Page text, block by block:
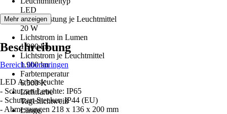
LED
Max. Leistung je Leuchtmittel
20 W
Lichtstrom in Lumen
1.900 lm
Lichtstrom je Leuchtmittel
1.900 lm
Farbtemperatur
6.500 K
Lichtfarbe
Tageslichtweiß
Länge
Mehr anzeigen
Beschreibung
Bereich überspringen
LED Arbeitsleuchte
- Schutzart Leuchte: IP65
- Schutzart Stecker: IP44 (EU)
- Abmessungen 218 x 136 x 200 mm